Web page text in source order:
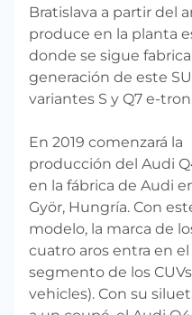
Bratislava a partir del
produce en la planta
donde se sigue
generación de este
variantes S y Q7 e-
En 2019 comenzará la
producción del Audi
en la fábrica de Audi
Györ, Hungría. Con
modelo, la marca de
cuatro aros entra en el
segmento de los
vehicles). Con su